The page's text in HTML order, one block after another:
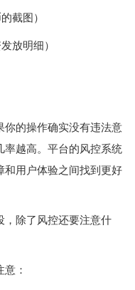
截图）
放明细）
你的操作确实没有违法意
率越高。平台的风控系统
和用户体验之间找到更好
除了风控还要注意什
：